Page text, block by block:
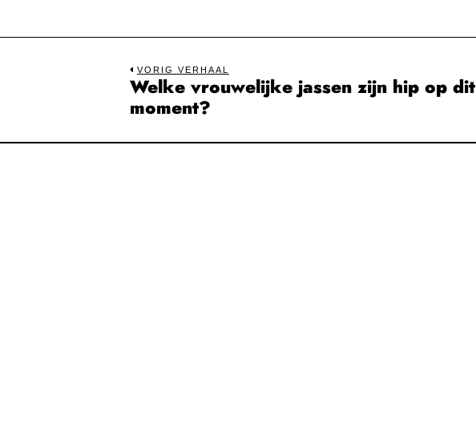
Bericht
navigatie
VORIG VERHAAL
Previous
post:
Welke vrouwelijke jassen zijn hip op dit
moment?